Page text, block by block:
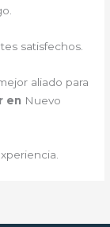
satisfechos.
aliado para
en Nuevo